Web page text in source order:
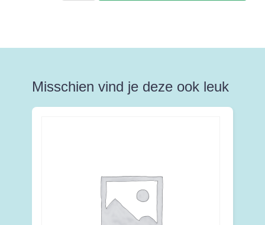
Misschien vind je deze ook leuk